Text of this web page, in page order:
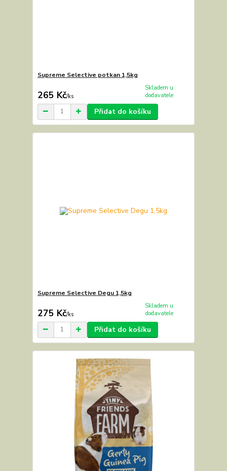
Supreme Selective potkan 1,5kg
265 Kč/ks
Skladem u
dodavatele
Přidat do košíku
Supreme Selective Degu 1,5kg
275 Kč/ks
Skladem u
dodavatele
Přidat do košíku